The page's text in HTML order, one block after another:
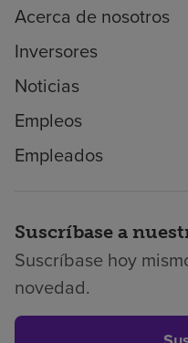
Acerca de nosotros
Inversores
Noticias
Empleos
Empleados
Suscríbase a
Suscríbase hoy
novedad.